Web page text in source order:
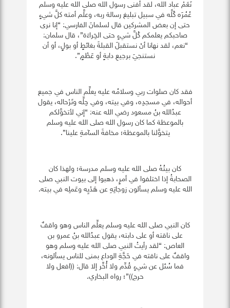
نَعَمْ عباد الله، لقد أفنى رسول الله صلى الله عليه وسلم
عُمُرَه كُلَّه في سبيل تبليغ رسالة ربه، وعلَّم أمته كلَّ شيءٍ
حتى إن بعض المشركين قال لسلمانَ الفارسي: “إنا نرى
صاحبكم يعلمكم كُلَّ شيءٍ حتى الخِراءَة”، قال سلمان:
“نعم، لقد نهانا أنْ نستقبلَ القبلةَ بغائطٍ أو بولٍ، أو أن
نستنجيَ برجيعِ دابةٍ أو عَظْمٍ”.
فقد كان صلوات ربي وسلامُه عليه يعلِّم الناس في جميع
أحواله، في مسجدِه، وفي بيته، وفي حِلِّه وتَرْحاله، يقول
عبدُالله بنُ مسعود رضي الله عنه: “إني لأتخوَّلكم
بالموعظة كما كان رسول الله صلى الله عليه وسلم
يتخوَّلنا بالموعظة؛ مخافةَ السآمةِ علينا”.
كان بيتُهُ صلى الله عليه وسلم مدرسة؛ ولهذا كان
الصحابةُ إذا اختلفوا في أمرٍ، ذهبوا إلى بيوت النبي صلى
الله عليه وسلم يسألون زوجاتِهِ عن هَدْيِه وعَملِه في بيته.
كان النبي صلى الله عليه وسلم يعلِّم الناس وهو واقفٌ
على ناقته أو على دابته، يقول عبدُالله بنُ عمرو بن
العاص: “لقد رأيتُ النبي صلى الله عليه وسلم وهو
واقفٌ على ناقته في حَجَّةِ الوداع بمنى للناس يسألونه،
فما سُئل عن شيءٍ قُدِّم ولا أُخِّر إلا قال: ((افعل ولا
حرج))”؛ رواه البخاري.